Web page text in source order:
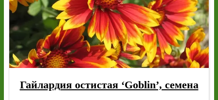
Гайлардия остистая ‘Goblin’, семена